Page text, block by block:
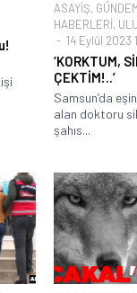
ASAYİŞ,
HABERLERİ,
14 Eylül 2023
‘KORKTUM,
ÇEKTİM!..’
Samsun’da
alan doktoru
şahıs...